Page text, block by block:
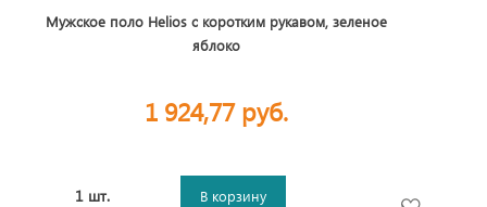
Мужское поло Helios с коротким рукавом, зеленое
яблоко
1 924,77 руб.
1 шт. В корзину